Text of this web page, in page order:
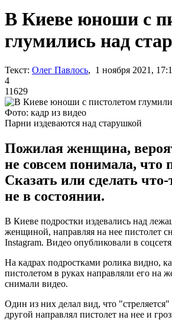
В Киеве юноши с
глумились над
Текст: Олег Павлось, 1 ноября 2021,
4
11629
Фото: кадр из видео
Парни издеваются над старушкой
Пожилая женщина,
не совсем понимала, что
Сказать или сделать
не в состоянии.
В Киеве подростки издевались над
женщиной, направляя на нее пистолет
Instagram. Видео опубликовали в
На кадрах подростками ролика видно,
пистолетом в руках направляли его на
снимали видео.
Один из них делал вид, что
другой направлял пистолет на нее и